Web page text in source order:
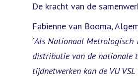
De kracht van de
Fabienne van Booma,
“Als Nationaal
distributie van de nationale
tijdnetwerken kan de VU